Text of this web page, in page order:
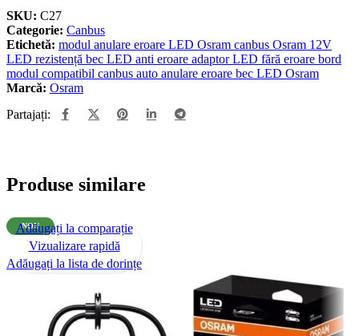
SKU: C27
Categorie: Canbus
Etichetă: modul anulare eroare LED Osram canbus Osram 12V
LED rezistență bec LED anti eroare adaptor LED fără eroare bord
modul compatibil canbus auto anulare eroare bec LED Osram
Marcă: Osram
Partajați:
Produse similare
NOU
Adăugați la comparație
Vizualizare rapidă
Adăugați la lista de dorințe